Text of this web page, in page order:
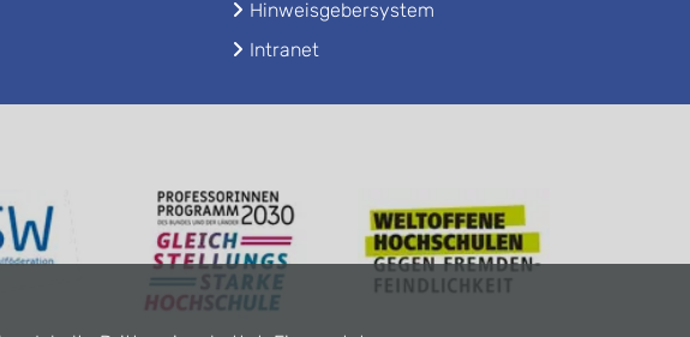
Hinweisgebersystem
Intranet